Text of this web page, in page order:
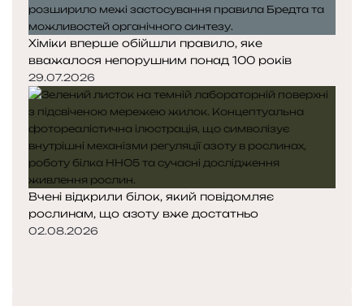
Хіміки вперше обійшли правило, яке
вважалося непорушним понад 100 років
29.07.2026
Вчені відкрили білок, який повідомляє
рослинам, що азоту вже достатньо
02.08.2026